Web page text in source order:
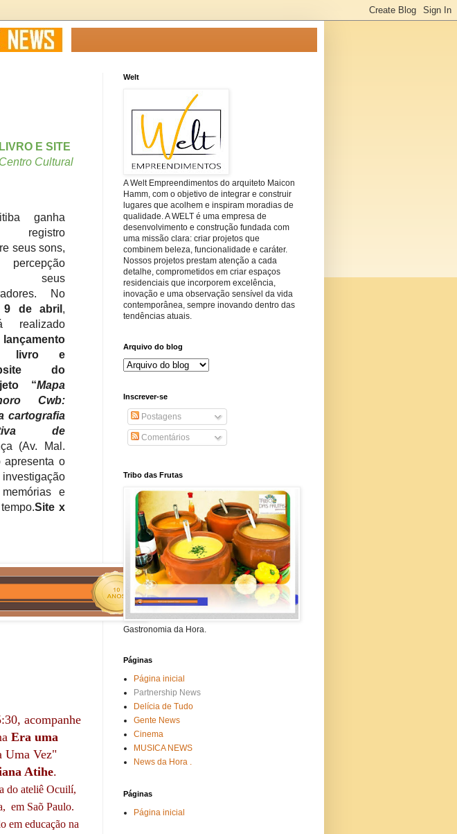
E SITE
Cultural
ganha
registro
seus sons,
seus
No
9 de abril ,
realizado
lançamento
livro e
do
“Mapa
Cwb:
cartografia
de
(Av. Mal.
apresenta o
e
Site x
acompanhe
Era uma
Uma Vez"
Atihe.
do ateliê Ocuilí,
em Saõ Paulo.
em educação na
Welt
A Welt Empreendimentos do arquiteto Maicon
Hamm, com o objetivo de integrar e construir
lugares que acolhem e inspiram moradias de
qualidade. A WELT é uma empresa de
desenvolvimento e construção fundada com
uma missão clara: criar projetos que
combinem beleza, funcionalidade e caráter.
Nossos projetos prestam atenção a cada
detalhe, comprometidos em criar espaços
residenciais que incorporem excelência,
inovação e uma observação sensível da vida
contemporânea, sempre inovando dentro das
tendências atuais.
Arquivo do blog
Inscrever-se
Postagens
Comentários
Tribo das Frutas
Gastronomia da Hora.
Páginas
Página inicial
Partnership News
Delícia de Tudo
Gente News
Cinema
MUSICA NEWS
News da Hora .
Páginas
Página inicial